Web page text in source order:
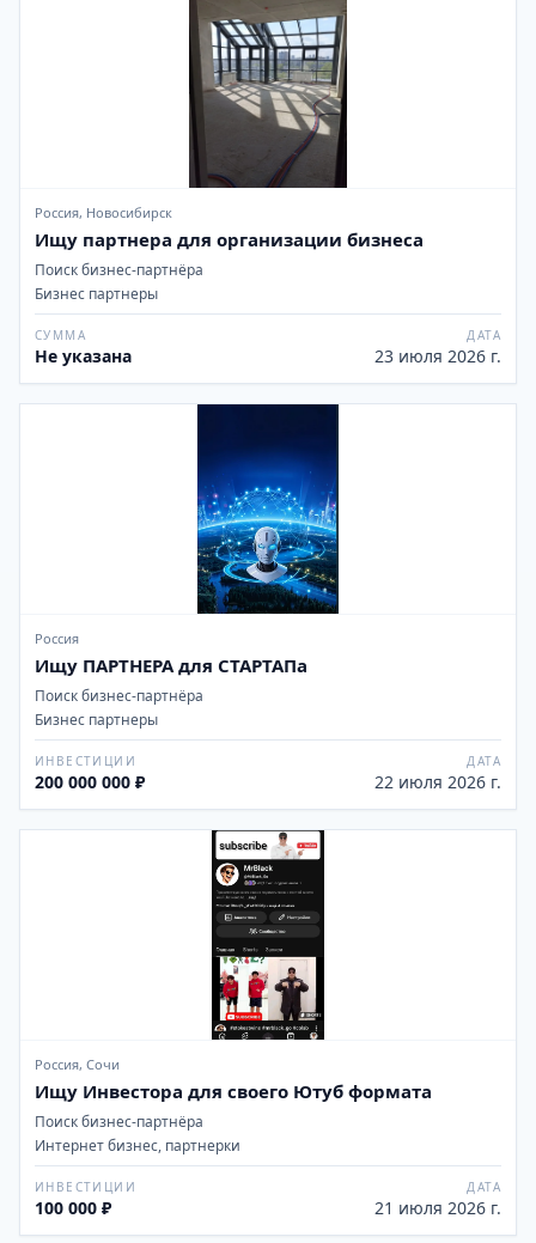
Россия, Новосибирск
Ищу партнера для организации бизнеса
Поиск бизнес-партнёра
Бизнес партнеры
СУММА
Не указана
ДАТА
23 июля 2026 г.
Россия
Ищу ПАРТНЕРА для СТАРТАПа
Поиск бизнес-партнёра
Бизнес партнеры
ИНВЕСТИЦИИ
200 000 000 ₽
ДАТА
22 июля 2026 г.
Россия, Сочи
Ищу Инвестора для своего Ютуб формата
Поиск бизнес-партнёра
Интернет бизнес, партнерки
ИНВЕСТИЦИИ
100 000 ₽
ДАТА
21 июля 2026 г.